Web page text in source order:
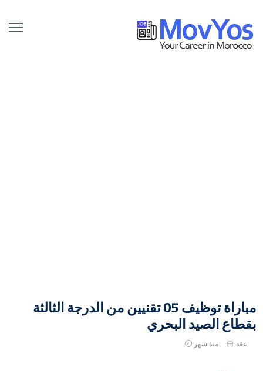
مباراة توظيف 05 تقنيين من الدرجة الثالثة
بقطاع الصيد البحري
عقد منذ شهر